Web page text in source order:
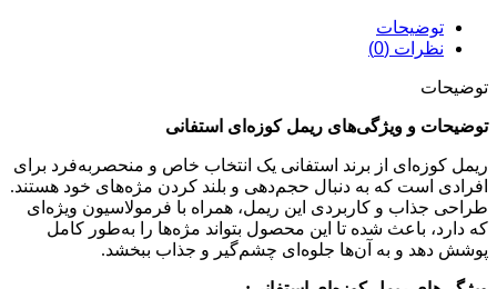
توضیحات
نظرات (0)
توضیحات
توضیحات و ویژگی‌های ریمل کوزه‌ای استفانی
ریمل کوزه‌ای از برند استفانی یک انتخاب خاص و منحصربه‌فرد برای
افرادی است که به دنبال حجم‌دهی و بلند کردن مژه‌های خود هستند.
طراحی جذاب و کاربردی این ریمل، همراه با فرمولاسیون ویژه‌ای
که دارد، باعث شده تا این محصول بتواند مژه‌ها را به‌طور کامل
پوشش دهد و به آن‌ها جلوه‌ای چشم‌گیر و جذاب ببخشد.